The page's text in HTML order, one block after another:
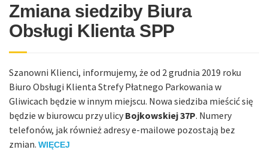
Zmiana siedziby Biura
Obsługi Klienta SPP
Szanowni Klienci, informujemy, że od 2 grudnia 2019 roku
Biuro Obsługi Klienta Strefy Płatnego Parkowania w
Gliwicach będzie w innym miejscu. Nowa siedziba mieścić się
będzie w biurowcu przy ulicy Bojkowskiej 37P. Numery
telefonów, jak również adresy e-mailowe pozostają bez
zmian. WIĘCEJ